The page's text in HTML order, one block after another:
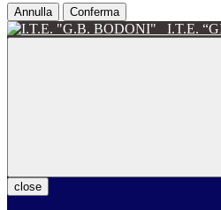
Annulla Conferma
I.T.E.
close